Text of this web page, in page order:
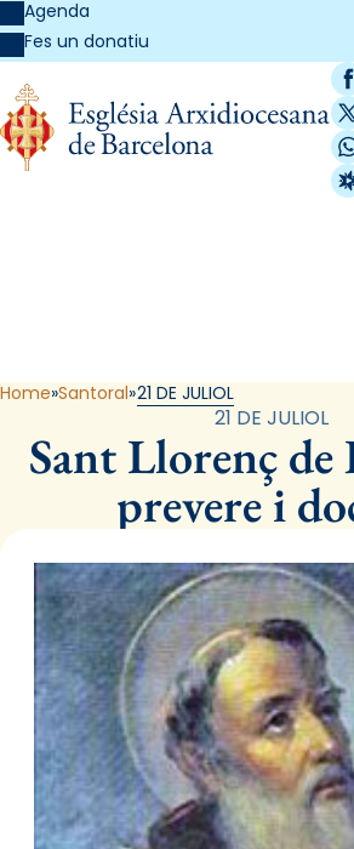
Agenda
Fes un donatiu
X
Home Santoral 21 DE JULIOL
21 DE JULIOL
Sant Llorenç
prevere i